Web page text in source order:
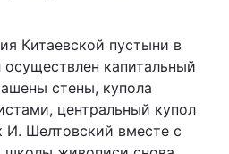
Китаевской пустыни в
капитальный
стены, купола
центральный купол
И. Шелтовский вместе с